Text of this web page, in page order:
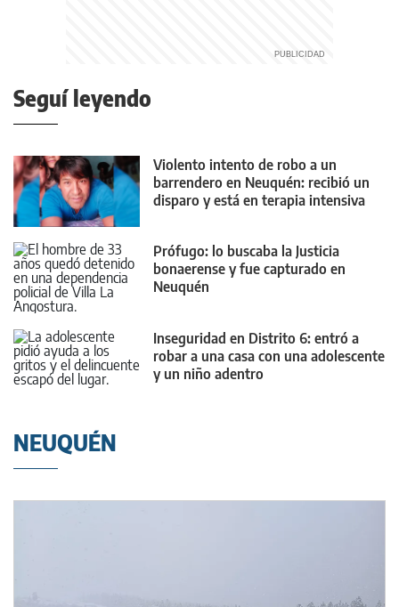
Seguí leyendo
Violento intento de robo a un
barrendero en Neuquén: recibió un
disparo y está en terapia intensiva
Prófugo: lo buscaba la Justicia
bonaerense y fue capturado en
Neuquén
Inseguridad en Distrito 6: entró a
robar a una casa con una adolescente
y un niño adentro
NEUQUÉN